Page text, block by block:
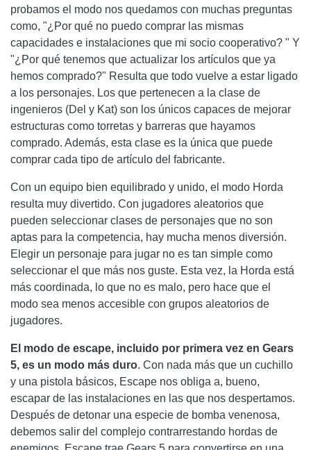
probamos el modo nos quedamos con muchas preguntas
como, "¿Por qué no puedo comprar las mismas
capacidades e instalaciones que mi socio cooperativo? " Y
"¿Por qué tenemos que actualizar los artículos que ya
hemos comprado?" Resulta que todo vuelve a estar ligado
a los personajes. Los que pertenecen a la clase de
ingenieros (Del y Kat) son los únicos capaces de mejorar
estructuras como torretas y barreras que hayamos
comprado. Además, esta clase es la única que puede
comprar cada tipo de artículo del fabricante.
Con un equipo bien equilibrado y unido, el modo Horda
resulta muy divertido. Con jugadores aleatorios que
pueden seleccionar clases de personajes que no son
aptas para la competencia, hay mucha menos diversión.
Elegir un personaje para jugar no es tan simple como
seleccionar el que más nos guste. Esta vez, la Horda está
más coordinada, lo que no es malo, pero hace que el
modo sea menos accesible con grupos aleatorios de
jugadores.
El modo de escape, incluido por primera vez en Gears
5, es un modo más duro. Con nada más que un cuchillo
y una pistola básicos, Escape nos obliga a, bueno,
escapar de las instalaciones en las que nos despertamos.
Después de detonar una especie de bomba venenosa,
debemos salir del complejo contrarrestando hordas de